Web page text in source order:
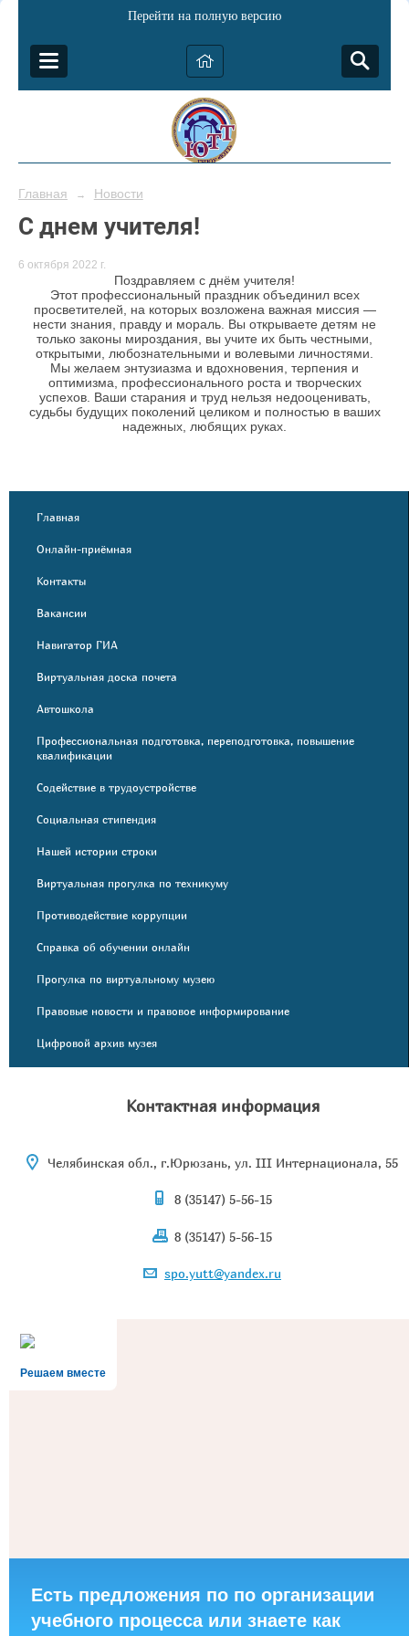
Перейти на полную версию
Главная → Новости
С днем учителя!
6 октября 2022 г.
Поздравляем с днём учителя!
Этот профессиональный праздник объединил всех
просветителей, на которых возложена важная миссия —
нести знания, правду и мораль. Вы открываете детям не
только законы мироздания, вы учите их быть честными,
открытыми, любознательными и волевыми личностями.
Мы желаем энтузиазма и вдохновения, терпения и
оптимизма, профессионального роста и творческих
успехов. Ваши старания и труд нельзя недооценивать,
судьбы будущих поколений целиком и полностью в ваших
надежных, любящих руках.
Главная
Онлайн-приёмная
Контакты
Вакансии
Навигатор ГИА
Виртуальная доска почета
Автошкола
Профессиональная подготовка, переподготовка, повышение
квалификации
Содействие в трудоустройстве
Социальная стипендия
Нашей истории строки
Виртуальная прогулка по техникуму
Противодействие коррупции
Справка об обучении онлайн
Прогулка по виртуальному музею
Правовые новости и правовое информирование
Цифровой архив музея
Контактная информация
Челябинская обл., г.Юрюзань, ул. III Интернационала, 55
8 (35147) 5-56-15
8 (35147) 5-56-15
spo.yutt@yandex.ru
Решаем вместе
Есть предложения по по организации
учебного процесса или знаете как